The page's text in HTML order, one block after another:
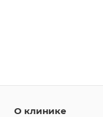
О клинике